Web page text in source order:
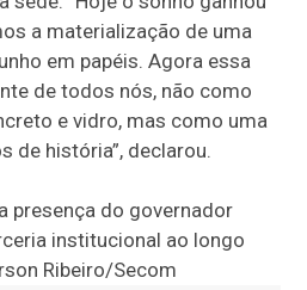
a materialização de uma
em papéis. Agora essa
de todos nós, não como
e vidro, mas como uma
de história”, declarou.